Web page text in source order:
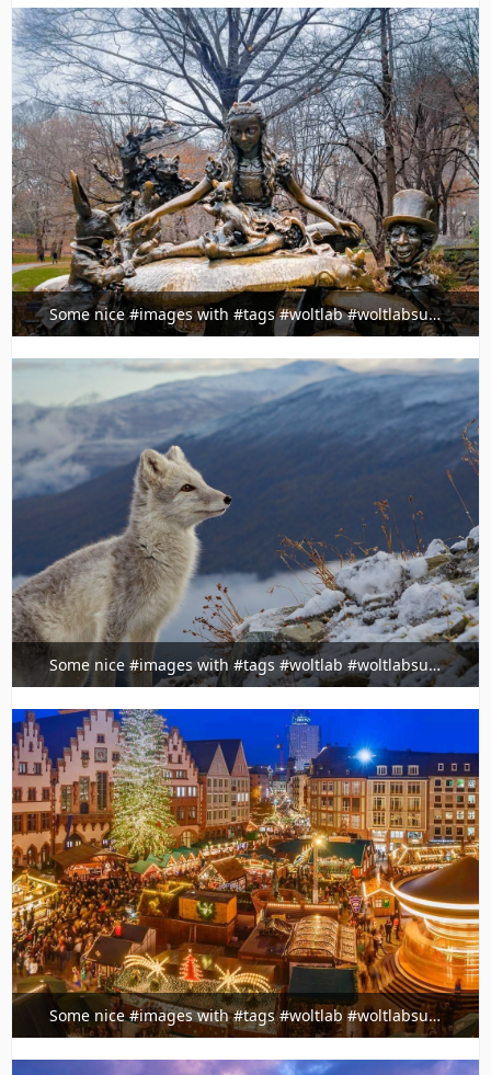
Some nice #images with #tags #woltlab #woltlabsuite
@ig.timeline.demo 3. Februar 2022 um 23:36
Some nice #images with #tags #woltlab #woltlabsuite
@ig.timeline.demo 3. Februar 2022 um 23:36
Some nice #images with #tags #woltlab #woltlabsuite
@ig.timeline.demo 3. Februar 2022 um 23:36